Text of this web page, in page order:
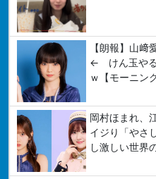
【朗報】山
← けん玉やる
ｗ【モーニン
岡村ほまれ、
イジり「やさ
し激しい世界